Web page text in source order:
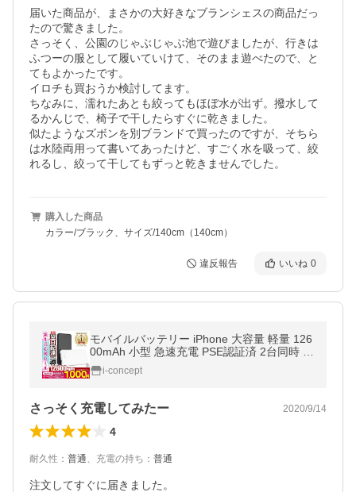
届いた商品が、まさかの大好きなブランシェスの商品だっ
たので驚きました。
さっそく、公園のじゃぶじゃぶ池で遊びましたが、行きは
ふつーの服として履いていけて、そのまま遊べたので、と
てもよかったです。
イロチも買おうか検討してます。
ちなみに、濡れたあとも絞ってもほぼ水が出ず。撥水して
るかんじで、椅子で干したらすぐに乾きました。
似たようなズボンを別ブランドで買ったのですが、そちら
は水陸両用って書いてあったけど、すごく水を吸って、絞
れるし、絞って干してもずっと乾きませんでした。
購入した商品
カラー/ブラック、サイズ/140cm（140cm）
違反報告 いいね 0
モバイルバッテリー iPhone 大容量 軽量 126
00mAh 小型 急速充電 PSE認証済 2台同時 充
電 携帯充電器 iPad Android iPhone14 pro m
ax 13 12 se2 送料無料 セール
i-concept
さっそく充電してみたー 2020/9/14
4
耐久性 ： 普通、 充電の持ち ： 普通
注文してすぐに届きました。